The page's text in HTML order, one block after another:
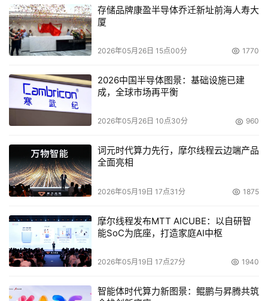
虽然研发成本较高，灵活性受限制、无法支持太多的功
能，但其性能具有先天的优势，非常适合应用于模式简单、
对吞吐量和时延指标要求较高的电信级大流量的处理。目
前，NetScreen在ASIC防火墙领域占有优势地位，而我国
的首信也推出了我国基于自主技术的ASIC千兆防火墙产
品。
NP架构
NP可以说是介于两者之间的技术，NP是专门为网络设备
处理网络流量而设计的处理器，其体系结构和指令集对于防
火墙常用的包过滤、转发等算法和操作都进行了专门的优
进行快速的并发处理。硬件结构设计也大多采用高速的接口
技术和总线规范，具有较高的I/O能力。它可以构建一种硬
件加速的完全可编程的架构，这种架构的软硬件都易于升
级，软件可以支持新的标准和协议，硬件设计支持更高网络
速度，从而使产品的生命周期更长。由于防火墙处理的就是
存储品牌康盈半导体乔迁新址前海人寿大
厦
2026年05月26日 15点00分 1770
2026中国半导体图景：基础设施已建
成，全球市场再平衡
2026年05月26日 10点30分 960
词元时代算力先行，摩尔线程云边端产品
全面亮相
2026年05月19日 17点31分 1875
摩尔线程发布MTT AICUBE：以自研智
能SoC为底座，打造家庭AI中枢
2026年05月19日 17点27分 1940
智能体时代算力新图景：鲲鹏与昇腾共筑